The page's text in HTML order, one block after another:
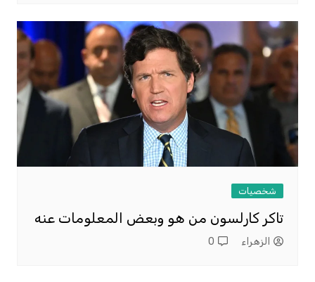
شخصيات
تاكر كارلسون من هو وبعض المعلومات عنه
الزهراء 0